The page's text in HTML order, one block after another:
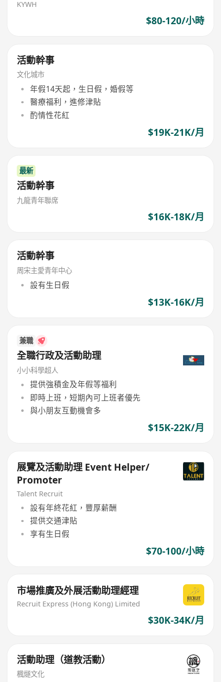
KYWH
$80-120/小時
活動幹事
文化城市
年假14天起，生日假，婚假等
醫療福利，進修津貼
酌情性花紅
$19K-21K/月
最新
活動幹事
九龍青年聯席
$16K-18K/月
活動幹事
周宋主愛青年中心
設有生日假
$13K-16K/月
兼職
全職行政及活動助理
小小科學超人
提供強積金及年假等福利
即時上班，短期內可上班者優先
與小朋友互動機會多
$15K-22K/月
展覽及活動助理 Event Helper/
Promoter
Talent Recruit
設有年終花紅，豐厚薪酬
提供交通津貼
享有生日假
$70-100/小時
市場推廣及外展活動助理經理
Recruit Express (Hong Kong) Limited
$30K-34K/月
活動助理（道教活動）
楓燧文化